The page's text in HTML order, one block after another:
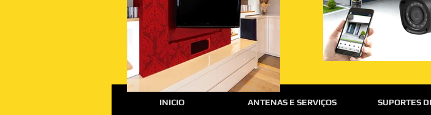
INICIO ANTENAS E SERVIÇOS SUPORTES